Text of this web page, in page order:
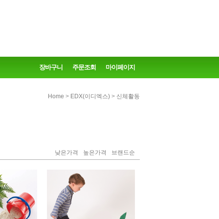
장바구니 주문조회 마이페이지
Home > EDX(이디엑스) > 신체활동
낮은가격 높은가격 브랜드순